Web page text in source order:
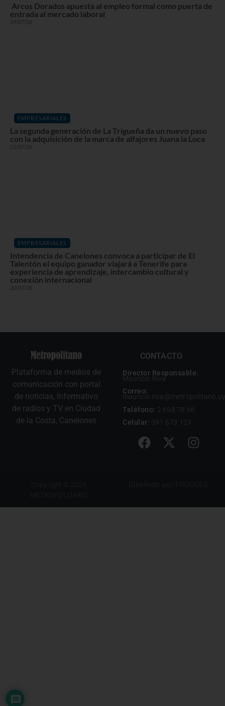
Arcos Dorados apuesta al empleo formal como puerta de
entrada al mercado laboral
29/07/26
EMPRESARIALES
La segunda generación de La Trigueña da un nuevo paso
con la adquisición de la marca de alfajores Juana la Loca
21/07/26
EMPRESARIALES
Intendencia de Canelones convoca a participar de El
Talentón el equipo ganador viajará a Tenerife para
experiencia de aprendizaje, intercambio cultural y
conexión internacional
20/07/26
Plataforma de medios de
comunicación con portal
de noticias, Informativo
de radios y TV en Ciudad
de la Costa, Canelones
CONTACTO
Director Responsable:
Mauricio Riva
Correo:
mauricio.riva@metropolitano.uy
Teléfono: 2 698 78 66
Celular: 091 673 129